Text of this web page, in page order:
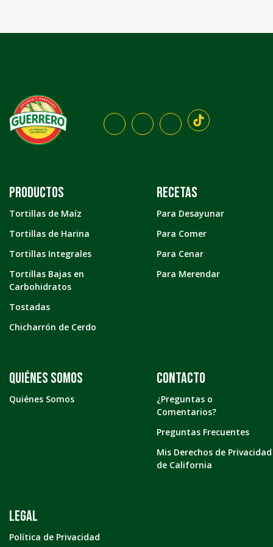
Productos
Tortillas de Maíz
Tortillas de Harina
Tortillas Integrales
Tortillas Bajas en
Carbohidratos
Tostadas
Chicharrón de Cerdo
Recetas
Para Desayunar
Para Comer
Para Cenar
Para Merendar
Quiénes somos
Quiénes Somos
Contacto
¿Preguntas o
Comentarios?
Preguntas Frecuentes
Mis Derechos de Privacidad
de California
LEGAL
Política de Privacidad